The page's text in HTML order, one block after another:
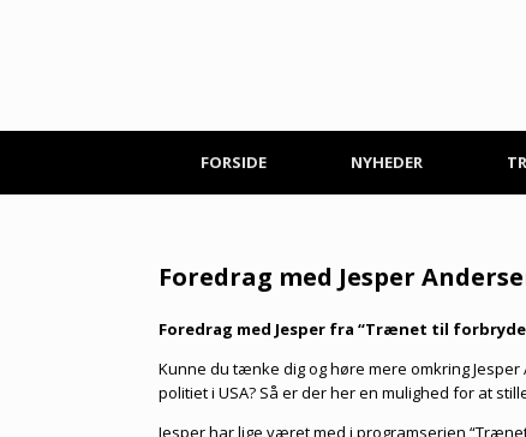
FORSIDE NYHEDER
Foredrag med Jesper
Foredrag med Jesper fra “Trænet til
Kunne du tænke dig og høre mere omkring
politiet i USA? Så er der her en mulighed for at
Jesper har lige været med i programserien